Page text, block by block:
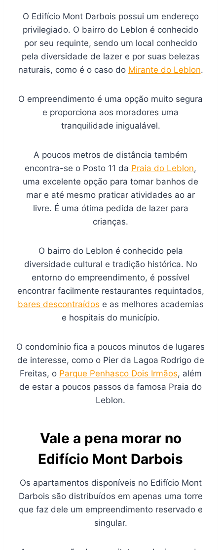
O Edifício Mont Darbois possui um endereço
privilegiado. O bairro do Leblon é conhecido
por seu requinte, sendo um local conhecido
pela diversidade de lazer e por suas belezas
naturais, como é o caso do Mirante do Leblon.
O empreendimento é uma opção muito segura
e proporciona aos moradores uma
tranquilidade inigualável.
A poucos metros de distância também
encontra-se o Posto 11 da Praia do Leblon,
uma excelente opção para tomar banhos de
mar e até mesmo praticar atividades ao ar
livre. É uma ótima pedida de lazer para
crianças.
O bairro do Leblon é conhecido pela
diversidade cultural e tradição histórica. No
entorno do empreendimento, é possível
encontrar facilmente restaurantes requintados,
bares descontraídos e as melhores academias
e hospitais do município.
O condomínio fica a poucos minutos de lugares
de interesse, como o Pier da Lagoa Rodrigo de
Freitas, o Parque Penhasco Dois Irmãos, além
de estar a poucos passos da famosa Praia do
Leblon.
Vale a pena morar no
Edifício Mont Darbois
Os apartamentos disponíveis no Edifício Mont
Darbois são distribuídos em apenas uma torre
que faz dele um empreendimento reservado e
singular.